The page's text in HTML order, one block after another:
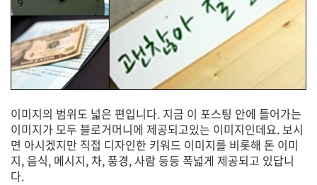
이미지의 범위도 넓은 편입니다. 지금 이 포스팅 안에 들어가는
이미지가 모두 블로거머니에 제공되고있는 이미지인데요. 보시
면 아시겠지만 직접 디자인한 키워드 이미지를 비롯해 돈 이미
지, 음식, 메시지, 차, 풍경, 사람 등등 폭넓게 제공되고 있답니
다.